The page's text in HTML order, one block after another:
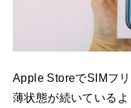
Apple StoreでSIMフ
薄状態が続いている